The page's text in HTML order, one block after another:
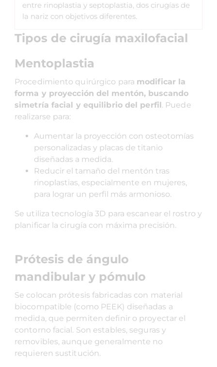
entre rinoplastia y septoplastia, dos cirugías de
la nariz con objetivos diferentes.
Tipos de cirugía maxilofacial
Mentoplastia
Procedimiento quirúrgico para modificar la
forma y proyección del mentón, buscando
simetría facial y equilibrio del perfil . Puede
realizarse para:
Aumentar la proyección con osteotomías
personalizadas y placas de titanio
diseñadas a medida.
Reducir el tamaño del mentón tras
rinoplastias, especialmente en mujeres,
para lograr un perfil más armonioso.
Se utiliza tecnología 3D para escanear el rostro y
planificar la cirugía con máxima precisión.
Prótesis de ángulo
mandibular y pómulo
Se colocan prótesis fabricadas con material
biocompatible (como PEEK) diseñadas a
medida, que permiten definir o proyectar el
contorno facial. Son estables, seguras y
removibles, aunque generalmente no
requieren sustitución.